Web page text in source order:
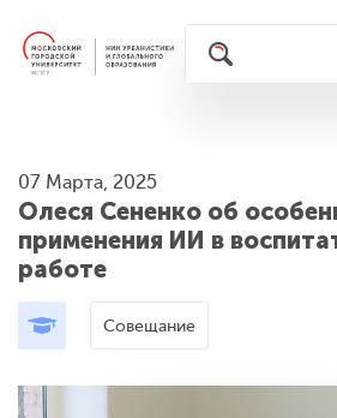
07 Марта, 2025
Олеся Сененко об
применения ИИ в
работе
Совещание